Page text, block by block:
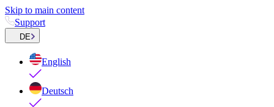
Skip to main content
Support
DE
English
Deutsch